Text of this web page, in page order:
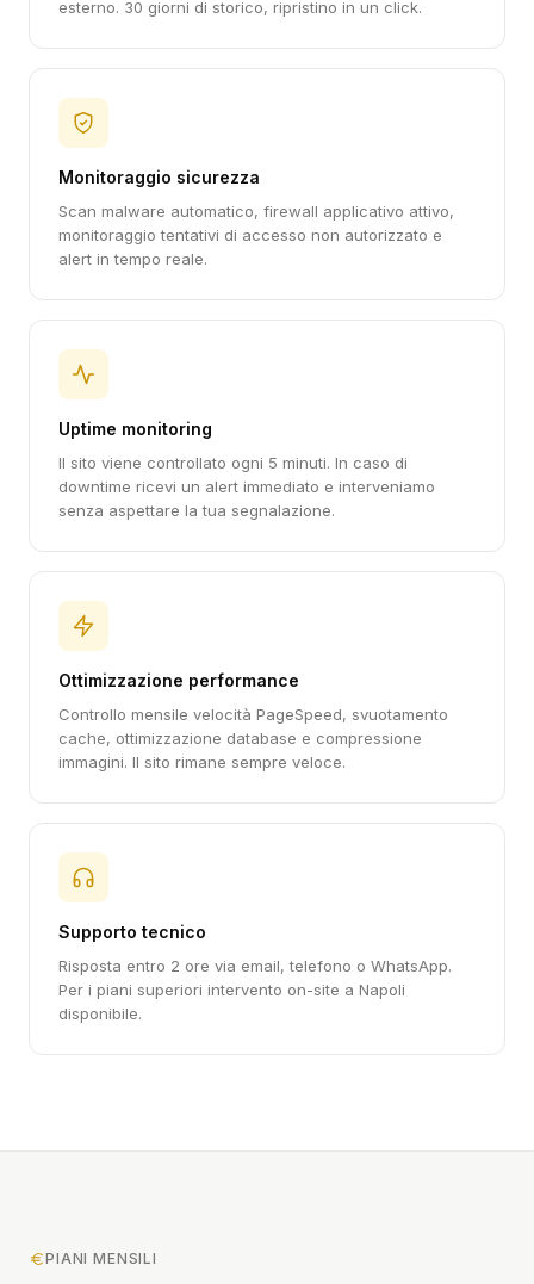
esterno. 30 giorni di storico, ripristino in un click.
Monitoraggio sicurezza
Scan malware automatico, firewall applicativo attivo,
monitoraggio tentativi di accesso non autorizzato e
alert in tempo reale.
Uptime monitoring
Il sito viene controllato ogni 5 minuti. In caso di
downtime ricevi un alert immediato e interveniamo
senza aspettare la tua segnalazione.
Ottimizzazione performance
Controllo mensile velocità PageSpeed, svuotamento
cache, ottimizzazione database e compressione
immagini. Il sito rimane sempre veloce.
Supporto tecnico
Risposta entro 2 ore via email, telefono o WhatsApp.
Per i piani superiori intervento on-site a Napoli
disponibile.
PIANI MENSILI